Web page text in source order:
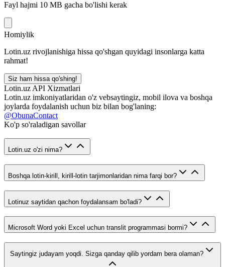
Fayl hajmi 10 MB gacha bo'lishi kerak
Homiylik
Lotin.uz rivojlanishiga hissa qo'shgan quyidagi insonlarga katta
rahmat!
Siz ham hissa qo'shing!
Lotin.uz API Xizmatlari
Lotin.uz imkoniyatlaridan o'z vebsaytingiz, mobil ilova va boshqa
joylarda foydalanish uchun biz bilan bog'laning:
@ObunaContact
Ko'p so'raladigan savollar
Lotin.uz o'zi nima?
Boshqa lotin-kirill, kirill-lotin tarjimonlaridan nima farqi bor?
Lotinuz saytidan qachon foydalansam bo'ladi?
Microsoft Word yoki Excel uchun translit programmasi bormi?
Saytingiz judayam yoqdi. Sizga qanday qilib yordam bera olaman?